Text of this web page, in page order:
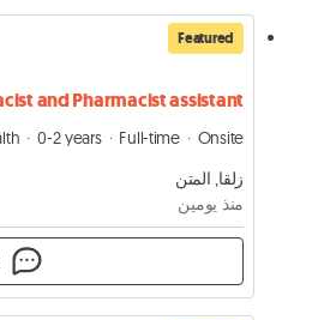
Featured
and Pharmacist assistant
0-2 years Full-time
Onsite
زلقا, المتن
منذ يومين